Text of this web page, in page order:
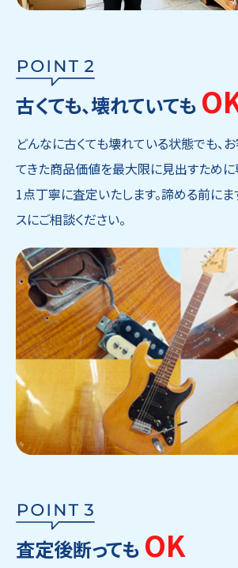
古くても、壊れていても
どんなに古くても壊れている状態でも、
てきた商品価値を最大限に見出すために
1点丁寧に査定いたします。諦める前にま
スにご相談ください。
査定後断っても OK